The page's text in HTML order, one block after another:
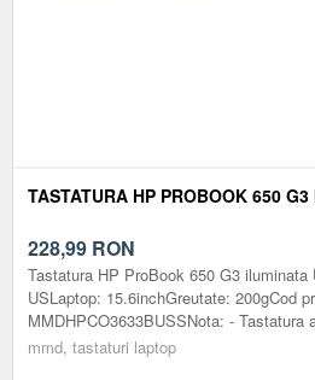
TASTATURA HP PROBOOK 650
228,99 RON
Tastatura HP ProBook 650 G3 iluminata
USLaptop: 15.6inchGreutate: 200gCod
MMDHPCO3633BUSSNota: - Tastatura
mmd, tastaturi laptop